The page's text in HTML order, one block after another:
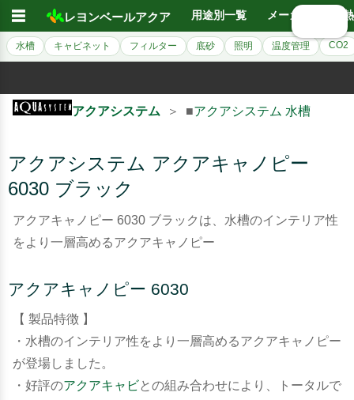
☰ レヨンベールアクア 用途別一覧 メーカー別
水槽 キャビネット フィルター 底砂 照明 温度管理 CO2
アクアシステム ＞ ■アクアシステム 水槽
アクアシステム アクアキャノピー
6030 ブラック
アクアキャノピー 6030 ブラックは、水槽のインテリア性
をより一層高めるアクアキャノピー
アクアキャノピー 6030
【 製品特徴 】
・水槽のインテリア性をより一層高めるアクアキャノピー
が登場しました。
・好評のアクアキャビとの組み合わせにより、トータルで